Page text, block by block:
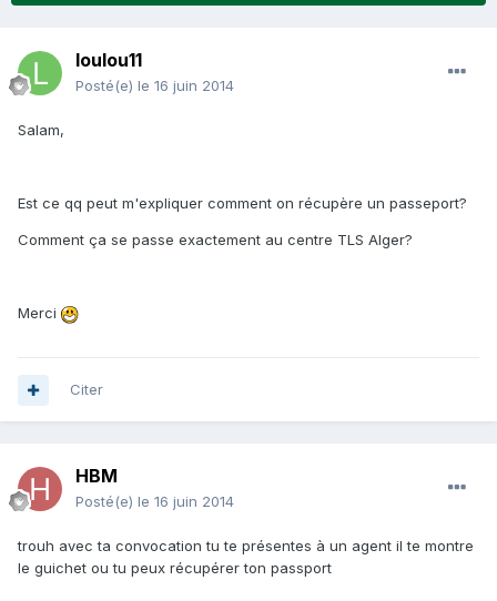
loulou11
Posté(e) le 16 juin 2014
Salam,
Est ce qq peut m'expliquer comment on récupère un passeport?
Comment ça se passe exactement au centre TLS Alger?
Merci
Citer
HBM
Posté(e) le 16 juin 2014
trouh avec ta convocation tu te présentes à un agent il te montre
le guichet ou tu peux récupérer ton passport